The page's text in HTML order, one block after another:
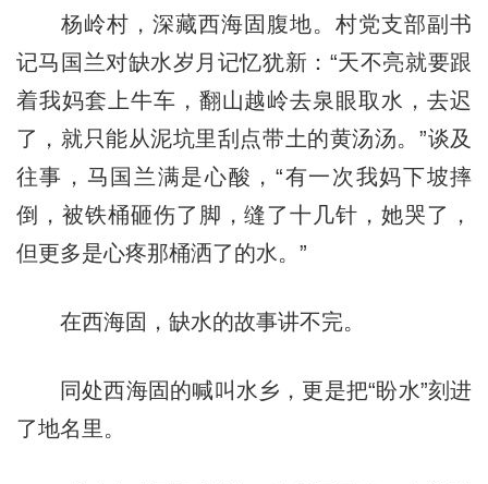
杨岭村，深藏西海固腹地。村党支部副书
记马国兰对缺水岁月记忆犹新：“天不亮就要跟
着我妈套上牛车，翻山越岭去泉眼取水，去迟
了，就只能从泥坑里刮点带土的黄汤汤。”谈及
往事，马国兰满是心酸，“有一次我妈下坡摔
倒，被铁桶砸伤了脚，缝了十几针，她哭了，
但更多是心疼那桶洒了的水。”
在西海固，缺水的故事讲不完。
同处西海固的喊叫水乡，更是把“盼水”刻进
了地名里。